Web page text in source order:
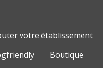
votre établissement
Boutique